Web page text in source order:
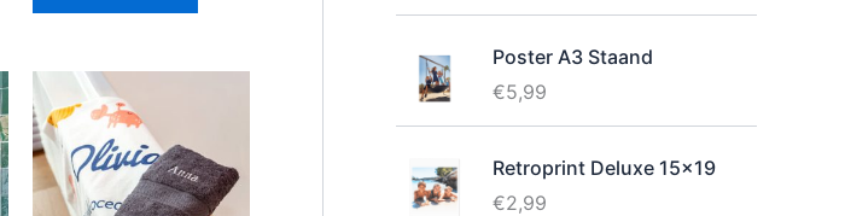
s
r
n
d
g
p
Poster A3 Staand
€5,99
Retroprint Deluxe 15x19
€2,99